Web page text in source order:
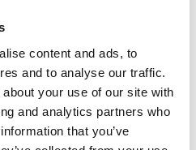
content and ads, to
and to analyse our traffic.
your use of our site with
and analytics partners who
that you’ve
våfflor som bäst avnjuts
över Göteborg!
är stället för dig som vill ha
vis. Vid sidan av